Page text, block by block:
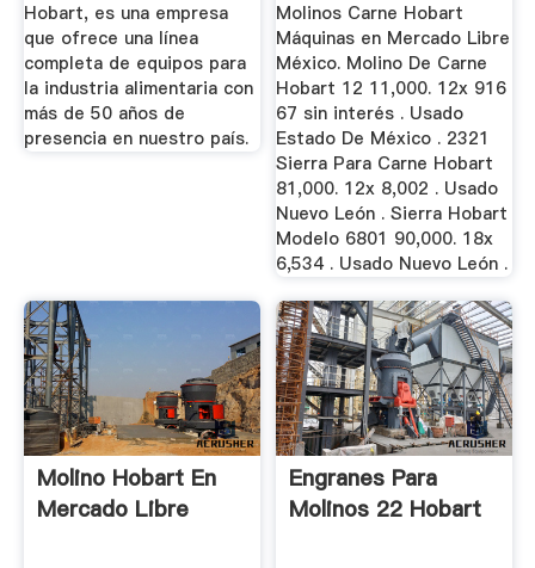
Hobart, es una empresa
que ofrece una línea
completa de equipos para
la industria alimentaria con
más de 50 años de
presencia en nuestro país.
Molinos Carne Hobart
Máquinas en Mercado Libre
México. Molino De Carne
Hobart 12 11,000. 12x 916
67 sin interés . Usado
Estado De México . 2321
Sierra Para Carne Hobart
81,000. 12x 8,002 . Usado
Nuevo León . Sierra Hobart
Modelo 6801 90,000. 18x
6,534 . Usado Nuevo León .
Molino Hobart En
Mercado Libre
Engranes Para
Molinos 22 Hobart